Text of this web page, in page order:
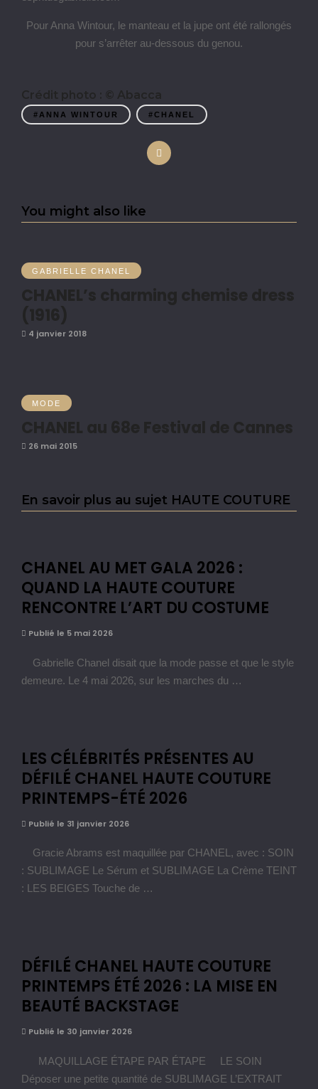
Pour Anna Wintour, le manteau et la jupe ont été rallongés
pour s’arrêter au-dessous du genou.
Crédit photo : © Abacca
#ANNA WINTOUR #CHANEL
You might also like
GABRIELLE CHANEL
CHANEL’s charming chemise dress
(1916)
4 janvier 2018
MODE
CHANEL au 68e Festival de Cannes
26 mai 2015
En savoir plus au sujet HAUTE COUTURE
CHANEL AU MET GALA 2026 :
QUAND LA HAUTE COUTURE
RENCONTRE L’ART DU COSTUME
Publié le 5 mai 2026
Gabrielle Chanel disait que la mode passe et que le style
demeure. Le 4 mai 2026, sur les marches du …
LES CÉLÉBRITÉS PRÉSENTES AU
DÉFILÉ CHANEL HAUTE COUTURE
PRINTEMPS-ÉTÉ 2026
Publié le 31 janvier 2026
Gracie Abrams est maquillée par CHANEL, avec : SOIN
: SUBLIMAGE Le Sérum et SUBLIMAGE La Crème TEINT
: LES BEIGES Touche de …
DÉFILÉ CHANEL HAUTE COUTURE
PRINTEMPS ÉTÉ 2026 : LA MISE EN
BEAUTÉ BACKSTAGE
Publié le 30 janvier 2026
MAQUILLAGE ÉTAPE PAR ÉTAPE LE SOIN
Déposer une petite quantité de SUBLIMAGE L’EXTRAIT